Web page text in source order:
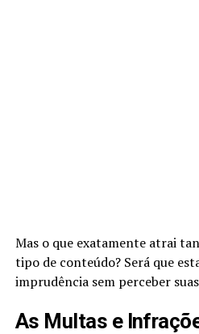
Mas o que exatamente atrai
tipo de conteúdo? Será que
imprudência sem perceber
As Multas e